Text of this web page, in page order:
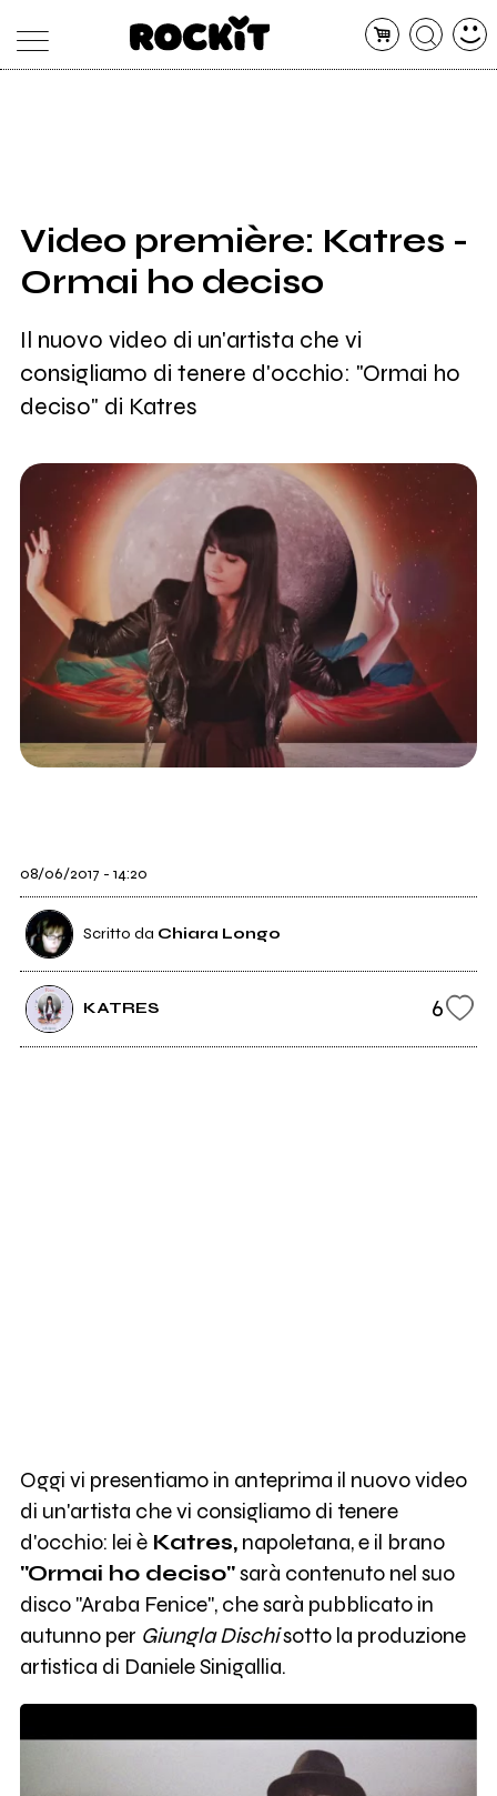
SHOP
RADIO
Video première: Katres -
Ormai ho deciso
Il nuovo video di un'artista che vi
consigliamo di tenere d'occhio: "Ormai ho
deciso" di Katres
08/06/2017 - 14:20
Scritto da Chiara Longo
KATRES 6
Oggi vi presentiamo in anteprima il nuovo video
di un'artista che vi consigliamo di tenere
d'occhio: lei è Katres,napoletana, e il brano
"Ormai ho deciso"sarà contenuto nel suo
disco "Araba Fenice", che sarà pubblicato in
autunno per Giungla Dischisotto la produzione
artistica di Daniele Sinigallia.